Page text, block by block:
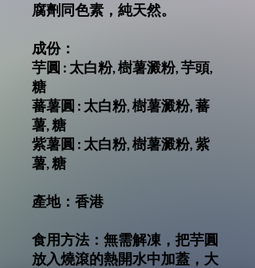
腐劑同色素，純天然。
成份：
芋圓 : 太白粉, 樹薯澱粉, 芋頭,
糖
蕃薯圓 : 太白粉, 樹薯澱粉, 蕃
薯, 糖
紫薯圓 : 太白粉, 樹薯澱粉, 紫
薯, 糖
產地：香港
食用方法：無需解凍，把芋圓
放入燒滾的熱開水中加蓋，大